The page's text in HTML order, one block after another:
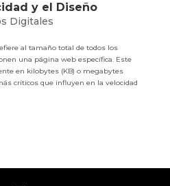
y el Diseño
Digitales
al tamaño total de todos los
una página web específica. Este
en kilobytes (KB) o megabytes
críticos que influyen en la velocidad